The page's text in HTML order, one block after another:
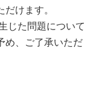
けます。
じた問題について
め、ご了承いただ